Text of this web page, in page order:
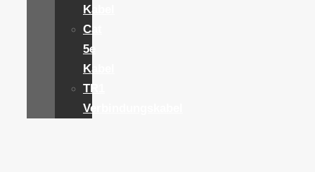
Kabel
Cat
5e
Kabel
TR1
Verbindungskabel